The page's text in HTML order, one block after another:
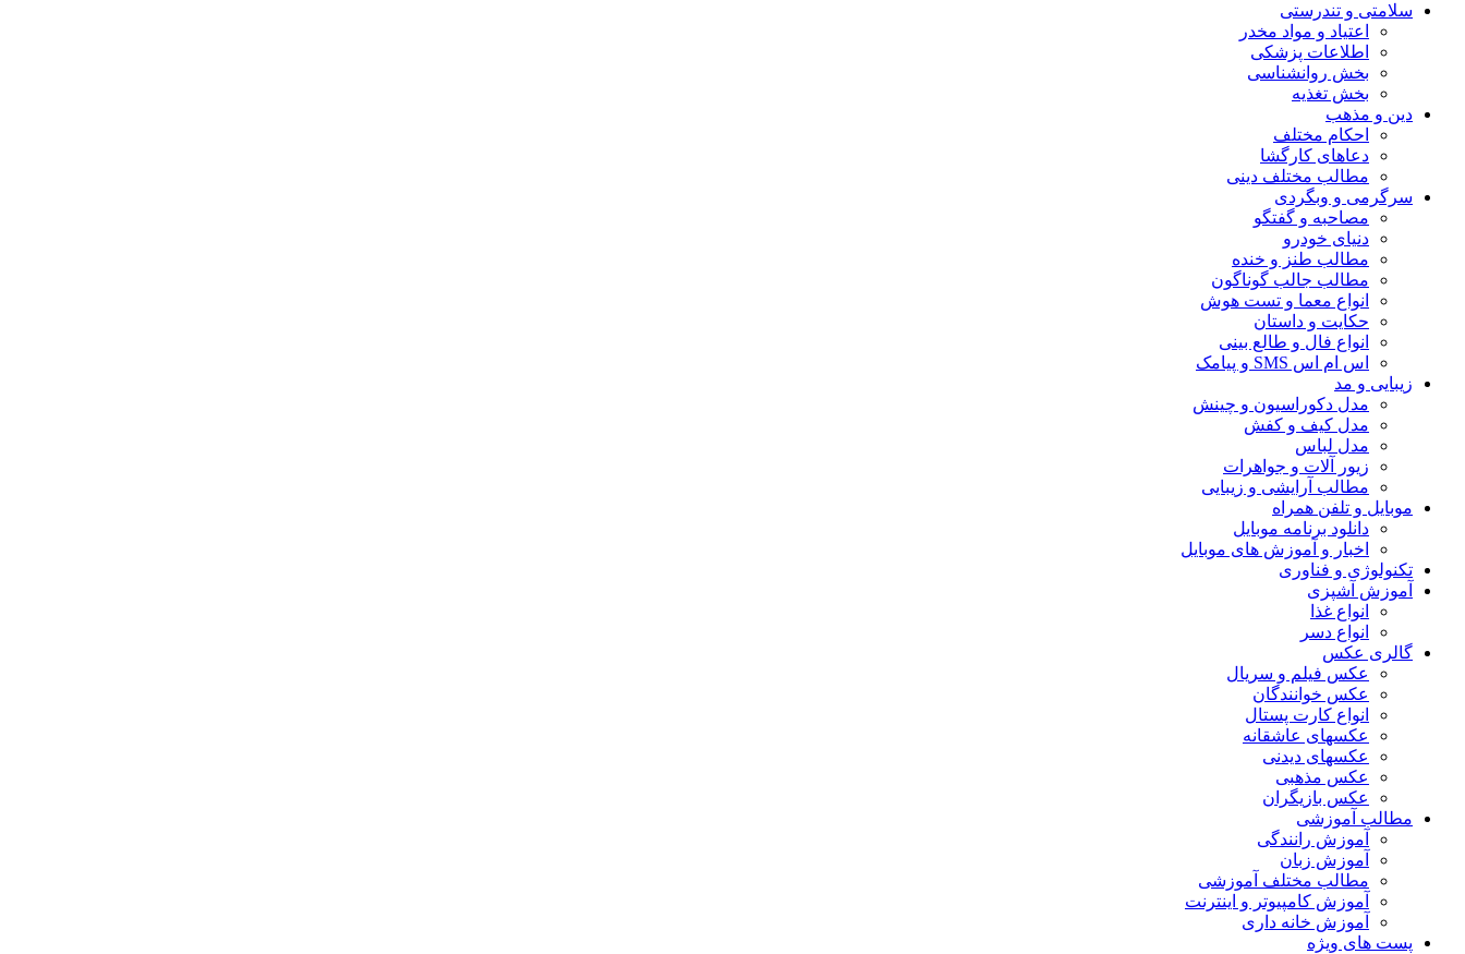
سلامتی و تندرستی
اعتیاد و مواد مخدر
اطلاعات پزشکی
بخش روانشناسی
بخش تغذیه
دین و مذهب
احکام مختلف
دعاهای کارگشا
مطالب مختلف دینی
سرگرمی و وبگردی
مصاحبه و گفتگو
دنیای خودرو
مطالب طنز و خنده
مطالب جالب گوناگون
انواع معما و تست هوش
حکایت و داستان
انواع فال و طالع بینی
اس ام اس SMS و پیامک
زیبایی و مد
مدل دکوراسیون و چینش
مدل کیف و کفش
مدل لباس
زیور آلات و جواهرات
مطالب آرایشی و زیبایی
موبایل و تلفن همراه
دانلود برنامه موبایل
اخبار و آموزش های موبایل
تکنولوژی و فناوری
آموزش آشپزی
انواع غذا
انواع دسر
گالری عکس
عکس فیلم و سریال
عکس خوانندگان
انواع کارت پستال
عکسهای عاشقانه
عکسهای دیدنی
عکس مذهبی
عکس بازیگران
مطالب آموزشی
آموزش رانندگی
آموزش زبان
مطالب مختلف آموزشی
آموزش کامپیوتر و اینترنت
آموزش خانه داری
پست های ویژه